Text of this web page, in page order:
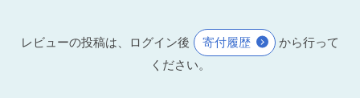
レビューの投稿は、ログイン後 寄付履歴
から行って
ください。